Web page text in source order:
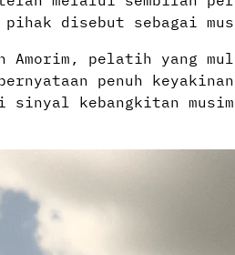
disebut sebagai
Amorim, pelatih yang
penuh
sinyal kebangkitan musim